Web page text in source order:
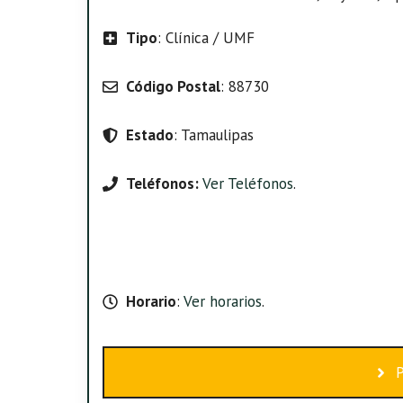
Tipo: Clínica / UMF
Código Postal: 88730
Estado: Tamaulipas
Teléfonos:Ver Teléfonos.
Horario: Ver horarios.